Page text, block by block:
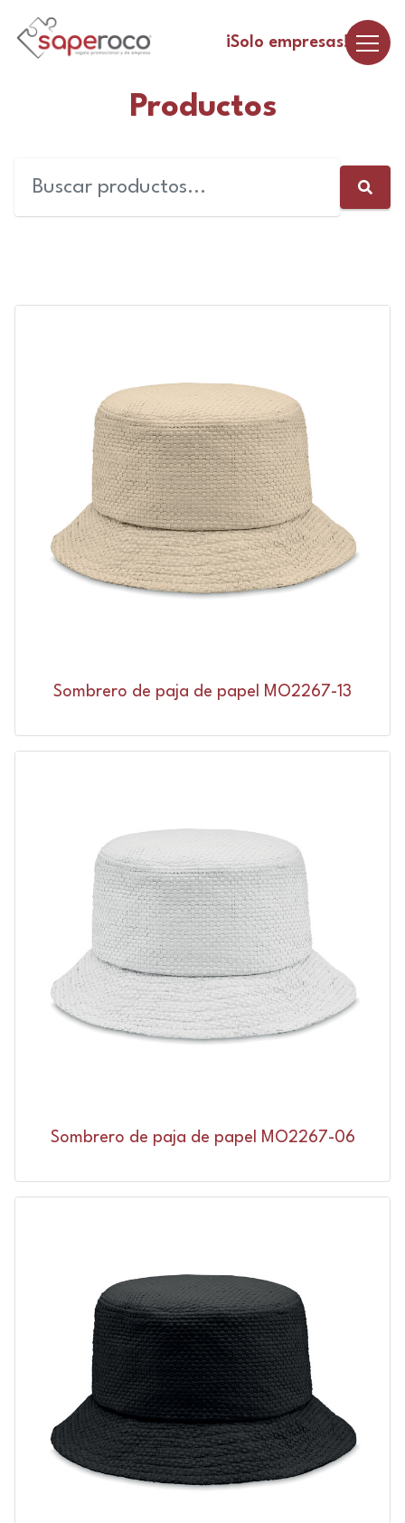
¡Solo empresas!
Productos
Sombrero de paja de papel MO2267-13
Sombrero de paja de papel MO2267-06